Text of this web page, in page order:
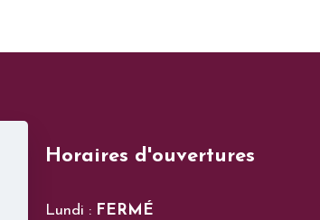
Horaires d'ouvertures
Lundi : FERMÉ